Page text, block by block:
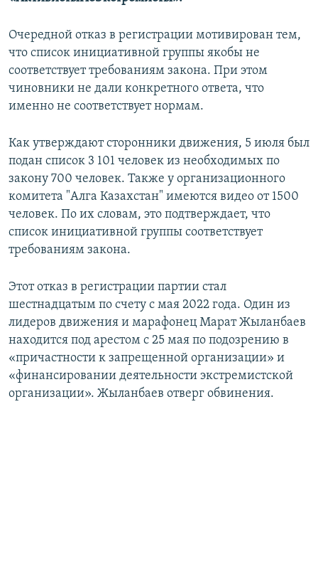
Очередной отказ в регистрации мотивирован тем,
что список инициативной группы якобы не
соответствует требованиям закона. При этом
чиновники не дали конкретного ответа, что
именно не соответствует нормам.
Как утверждают сторонники движения, 5 июля был
подан список 3 101 человек из необходимых по
закону 700 человек. Также у организационного
комитета "Алга Казахстан" имеются видео от 1500
человек. По их словам, это подтверждает, что
список инициативной группы соответствует
требованиям закона.
Этот отказ в регистрации партии стал
шестнадцатым по счету с мая 2022 года. Один из
лидеров движения и марафонец Марат Жыланбаев
находится под арестом с 25 мая по подозрению в
«причастности к запрещенной организации» и
«финансировании деятельности экстремистской
организации». Жыланбаев отверг обвинения.